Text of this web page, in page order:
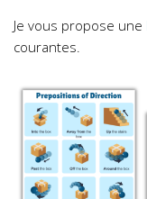
Je vous propose une
courantes.